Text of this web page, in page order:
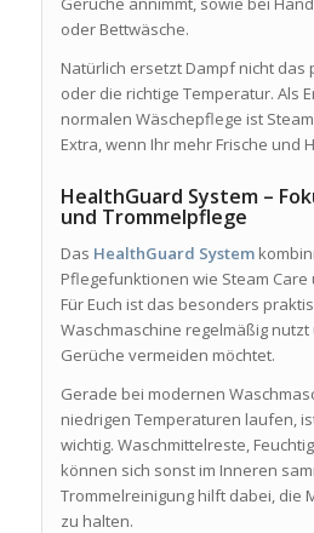
oder Bettwäsche.
Natürlich ersetzt Dampf nicht das
oder die richtige Temperatur. Als
normalen Wäschepflege ist
Extra, wenn Ihr mehr Frische und
HealthGuard System –
und Trommelpflege
Das HealthGuard System
Pflegefunktionen wie Steam Care
Für Euch ist das besonders
Waschmaschine regelmäßig
Gerüche vermeiden möchtet.
Gerade bei modernen
niedrigen Temperaturen laufen,
wichtig. Waschmittelreste,
können sich sonst im Inneren
Trommelreinigung hilft dabei, die
zu halten.